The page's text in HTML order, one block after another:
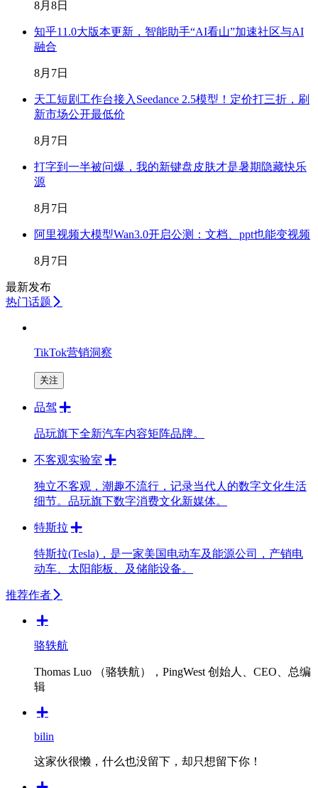
8月8日
知乎11.0大版本更新，智能助手“AI看山”加速社区与AI
融合
8月7日
天工短剧工作台接入Seedance 2.5模型！定价打三折，刷
新市场公开最低价
8月7日
打字到一半被问爆，我的新键盘皮肤才是暑期隐藏快乐
源
8月7日
阿里视频大模型Wan3.0开启公测：文档、ppt也能变视频
8月7日
最新发布
热门话题
TikTok营销洞察
关注
品驾
品玩旗下全新汽车内容矩阵品牌。
不客观实验室
独立不客观，潮趣不流行，记录当代人的数字文化生活
细节。品玩旗下数字消费文化新媒体。
特斯拉
特斯拉(Tesla)，是一家美国电动车及能源公司，产销电
动车、太阳能板、及储能设备。
推荐作者
骆轶航
Thomas Luo （骆轶航），PingWest 创始人、CEO、总编
辑
bilin
这家伙很懒，什么也没留下，却只想留下你！